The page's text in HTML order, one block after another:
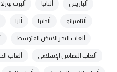
ألباريس ألبانيا ألبرت بورلا
ألتاميرانو ألدابرا ألزا
ألعاب البحر الأبيض المتوسط
ألعاب التضامن الإسلامي ألعاب